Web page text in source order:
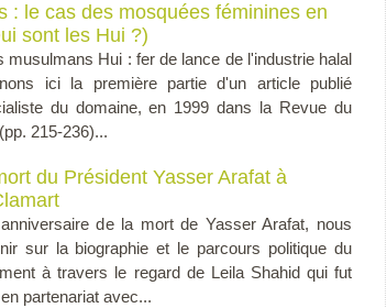
: le cas des mosquées féminines en
sont les Hui ?)
musulmans Hui : fer de lance de l'industrie halal
ici la première partie d'un article publié
du domaine, en 1999 dans la Revue du
215-236)...
du Président Yasser Arafat à
de la mort de Yasser Arafat, nous
sur la biographie et le parcours politique du
à travers le regard de Leila Shahid qui fut
partenariat avec...